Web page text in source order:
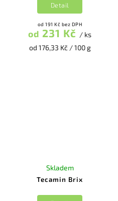
od 191 Kč bez DPH
od 231 Kč / ks
od 176,33 Kč / 100 g
Detail
Tecamin Brix
Skladem